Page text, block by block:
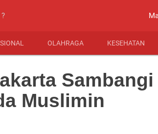
OLAHRAGA KESEHATAN
Sambangi
Muslimin